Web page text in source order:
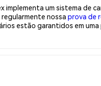
implementa um sistema de
nossa prova de
estão garantidos em